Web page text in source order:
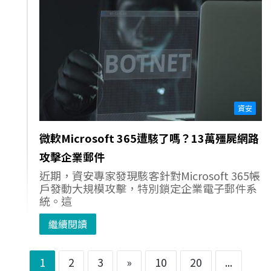
資安
微軟Microsoft 365遭駭了嗎？13萬殭屍網路
攻擊企業郵件
近期，資安專家發現駭客針對Microsoft 365帳
戶發動大規模攻擊，特別鎖定企業電子郵件系
統。這
繼續閱讀
1 2 3 » 10 20
...